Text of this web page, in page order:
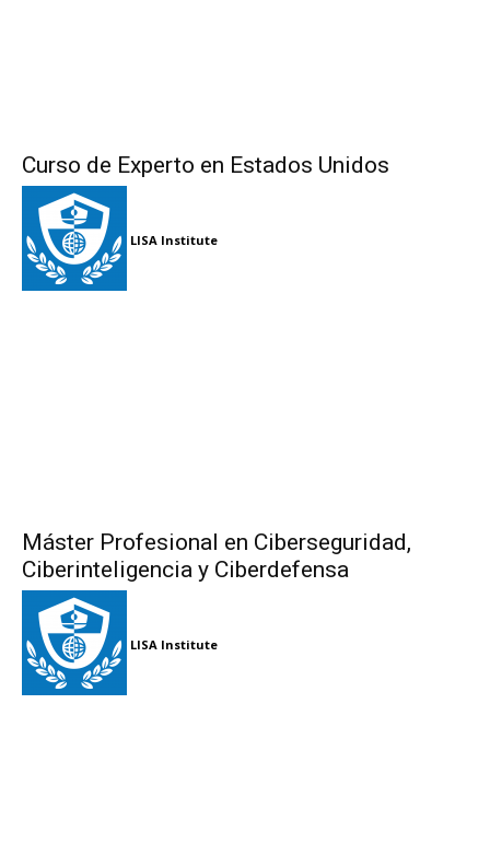
Curso de Experto en Estados Unidos
LISA Institute
Máster Profesional en Ciberseguridad,
Ciberinteligencia y Ciberdefensa
LISA Institute